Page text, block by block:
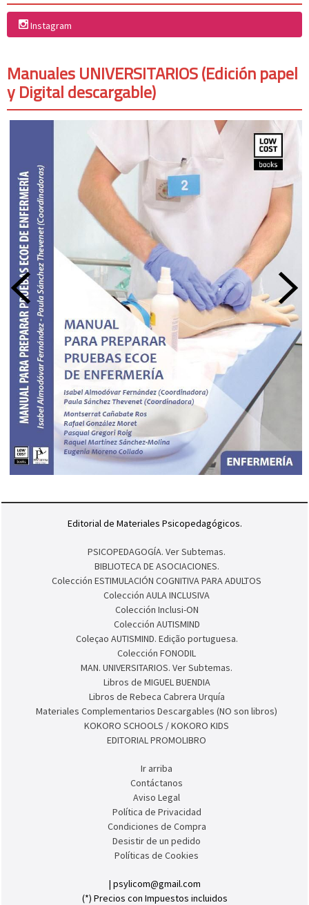
Instagram
Manuales UNIVERSITARIOS (Edición papel
y Digital descargable)
Editorial de Materiales Psicopedagógicos.
PSICOPEDAGOGÍA. Ver Subtemas.
BIBLIOTECA DE ASOCIACIONES.
Colección ESTIMULACIÓN COGNITIVA PARA ADULTOS
Colección AULA INCLUSIVA
Colección Inclusi-ON
Colección AUTISMIND
Coleçao AUTISMIND. Edição portuguesa.
Colección FONODIL
MAN. UNIVERSITARIOS. Ver Subtemas.
Libros de MIGUEL BUENDIA
Materiales Complementarios Descargables (NO son libros)
KOKORO SCHOOLS / KOKORO KIDS
EDITORIAL PROMOLIBRO
Ir arriba
Contáctanos
Aviso Legal
Condiciones de Compra